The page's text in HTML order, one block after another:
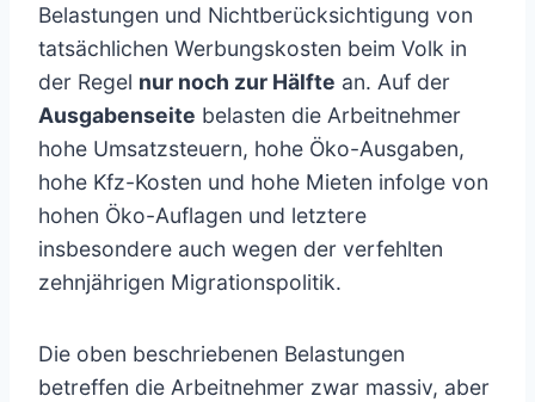
Belastungen und Nichtberücksichtigung von
tatsächlichen Werbungskosten beim Volk in
der Regel nur noch zur Hälfte an. Auf der
Ausgabenseite belasten die Arbeitnehmer
hohe Umsatzsteuern, hohe Öko-Ausgaben,
hohe Kfz-Kosten und hohe Mieten infolge von
hohen Öko-Auflagen und letztere
insbesondere auch wegen der verfehlten
zehnjährigen Migrationspolitik.
Die oben beschriebenen Belastungen
betreffen die Arbeitnehmer zwar massiv, aber